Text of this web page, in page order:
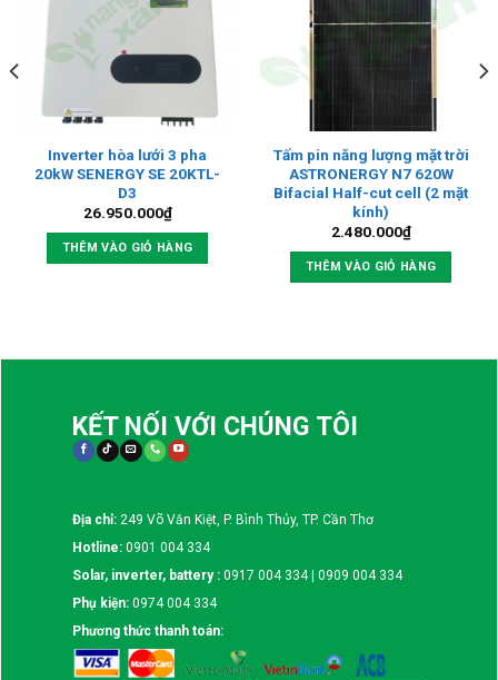
Inverter hòa lưới 3 pha
20kW SENERGY SE 20KTL-
D3
26.950.000₫
THÊM VÀO GIỎ HÀNG
Tấm pin năng lượng mặt trời
ASTRONERGY N7 620W
Bifacial Half-cut cell (2 mặt
kính)
2.480.000₫
THÊM VÀO GIỎ HÀNG
KẾT NỐI VỚI CHÚNG TÔI
Địa chỉ: 249 Võ Văn Kiệt, P. Bình Thủy, TP. Cần Thơ
Hotline: 0901 004 334
Solar, inverter, battery : 0917 004 334 | 0909 004 334
Phụ kiện: 0974 004 334
Phương thức thanh toán: